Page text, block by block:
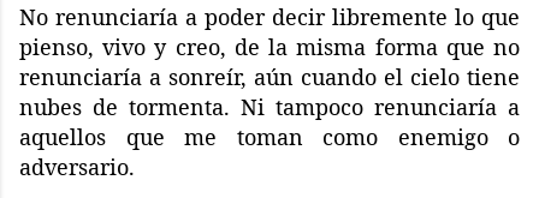
No renunciaría a poder decir libremente lo que
pienso, vivo y creo, de la misma forma que no
renunciaría a sonreír, aún cuando el cielo tiene
nubes de tormenta. Ni tampoco renunciaría a
aquellos que me toman como enemigo o
adversario.